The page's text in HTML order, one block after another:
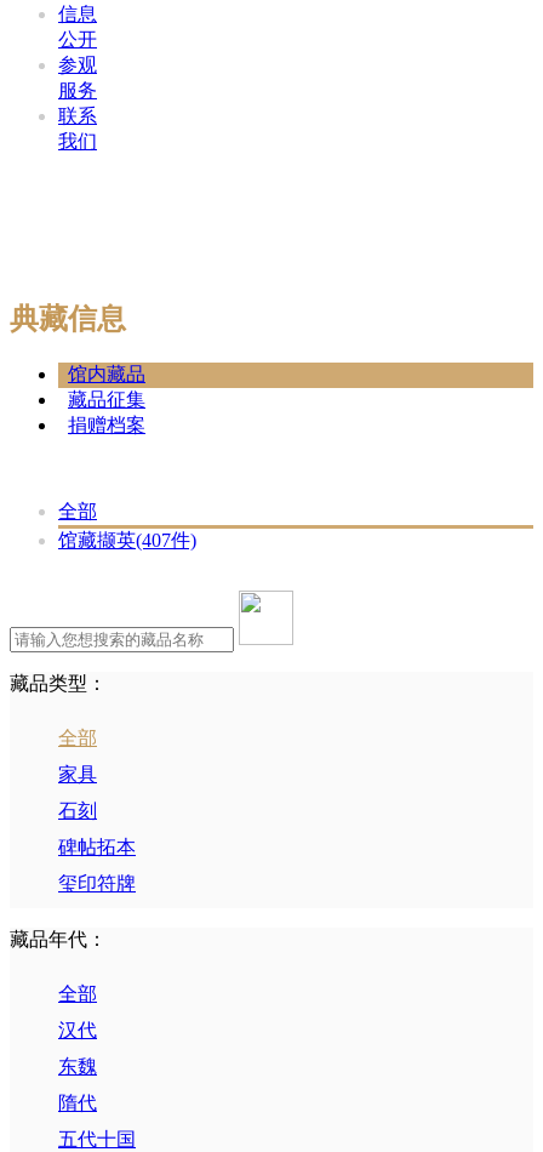
信息
公开
参观
服务
联系
我们
典藏信息
馆内藏品
藏品征集
捐赠档案
全部
馆藏撷英(407件)
藏品类型：
全部
家具
石刻
碑帖拓本
玺印符牌
藏品年代：
全部
汉代
东魏
隋代
五代十国